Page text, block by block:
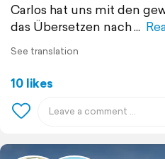
Carlos hat uns mit den
das Übersetzen nach
See translation
10 likes